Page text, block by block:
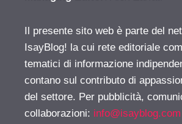
Il presente sito web è parte del
IsayBlog! la cui rete editoriale
tematici di informazione
contano sul contributo di
del settore. Per pubblicità,
collaborazioni: info@isayblog.com